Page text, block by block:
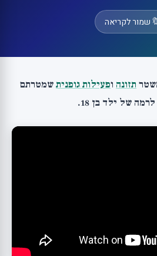
🔖שמור לקריאה
תזונה ופעילות גופניתשמטרתם
של ילד בן 18.